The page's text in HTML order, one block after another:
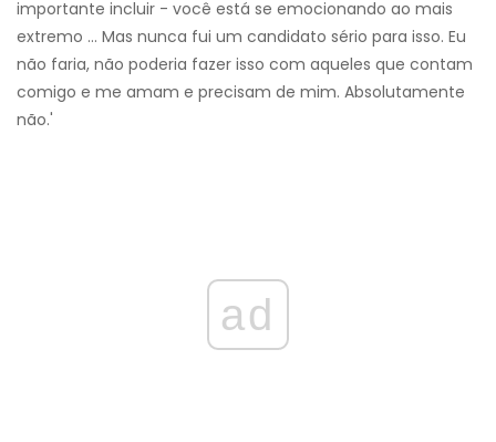
importante incluir - você está se emocionando ao mais
extremo ... Mas nunca fui um candidato sério para isso. Eu
não faria, não poderia fazer isso com aqueles que contam
comigo e me amam e precisam de mim. Absolutamente
não.'
ad